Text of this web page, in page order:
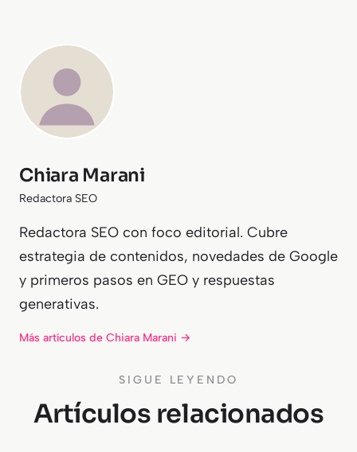
Chiara Marani
Redactora SEO
Redactora SEO con foco editorial. Cubre
estrategia de contenidos, novedades de Google
y primeros pasos en GEO y respuestas
generativas.
Más artículos de Chiara Marani →
SIGUE LEYENDO
Artículos relacionados